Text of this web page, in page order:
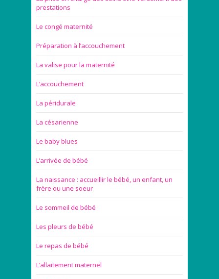
prestations
Le congé maternité
Préparation à l’accouchement
La valise pour la maternité
L’accouchement
La péridurale
La césarienne
Le baby blues
L’arrivée de bébé
La naissance : accueillir le bébé, un enfant, un
frère ou une soeur
Le sommeil de bébé
Les pleurs de bébé
Le repas de bébé
L’allaitement maternel